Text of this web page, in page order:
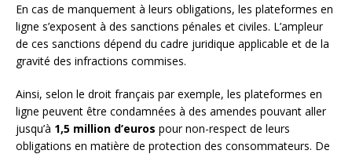
En cas de manquement à leurs obligations, les plateformes en
ligne s’exposent à des sanctions pénales et civiles. L’ampleur
de ces sanctions dépend du cadre juridique applicable et de la
gravité des infractions commises.
Ainsi, selon le droit français par exemple, les plateformes en
ligne peuvent être condamnées à des amendes pouvant aller
jusqu’à 1,5 million d’euros pour non-respect de leurs
obligations en matière de protection des consommateurs. De